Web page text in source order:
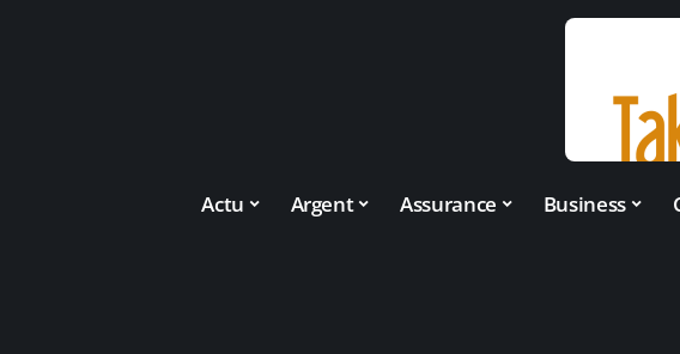
Actu Argent Assurance Business